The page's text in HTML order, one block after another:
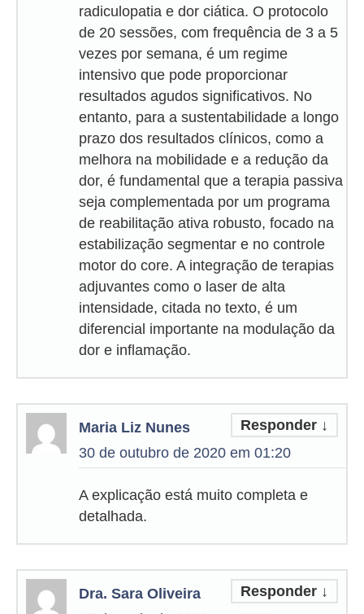
radiculopatia e dor ciática. O protocolo
de 20 sessões, com frequência de 3 a 5
vezes por semana, é um regime
intensivo que pode proporcionar
resultados agudos significativos. No
entanto, para a sustentabilidade a longo
prazo dos resultados clínicos, como a
melhora na mobilidade e a redução da
dor, é fundamental que a terapia passiva
seja complementada por um programa
de reabilitação ativa robusto, focado na
estabilização segmentar e no controle
motor do core. A integração de terapias
adjuvantes como o laser de alta
intensidade, citada no texto, é um
diferencial importante na modulação da
dor e inflamação.
Maria Liz Nunes
30 de outubro de 2020 em 01:20
Responder ↓
A explicação está muito completa e
detalhada.
Dra. Sara Oliveira
Responder ↓